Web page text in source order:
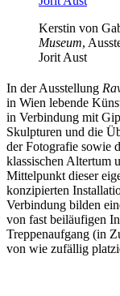
Kerstin von
Museum,
Jorit Aust
In der Ausstellung
in Wien lebende
in Verbindung mit
Skulpturen und die
der Fotografie sowie
klassischen Altertum
Mittelpunkt dieser
konzipierten
Verbindung bilden
von fast beiläufigen
Treppenaufgang (in
von wie zufällig